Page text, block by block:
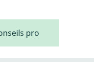
pro